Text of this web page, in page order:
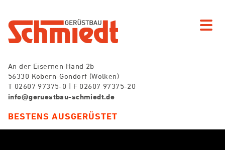
An der Eisernen Hand 2b
56330 Kobern-Gondorf (Wolken)
T 02607 97375-0 | F 02607 97375-20
info@geruestbau-schmiedt.de
BESTENS AUSGERÜSTET